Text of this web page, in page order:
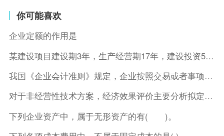
你可能喜欢
企业定额的作用是
某建设项目建设期3年，生产经营期17年，建设投资5500万元
我国《企业会计准则》规定，企业按照交易或者事项的经济特征确定
对于非经营性技术方案，经济效果评价主要分析拟定方案的( )。
下列企业资产中，属于无形资产的有( )。